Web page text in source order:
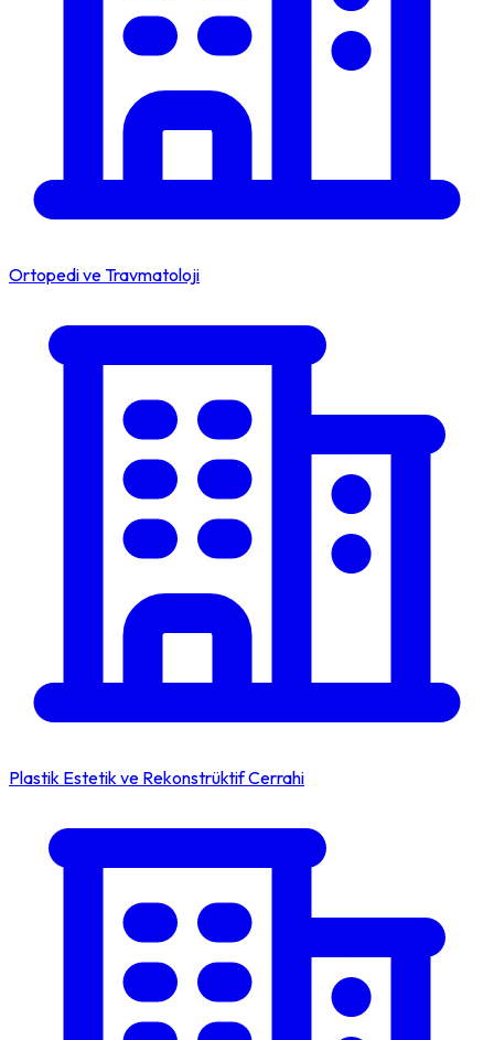
Ortopedi ve Travmatoloji
Plastik Estetik ve Rekonstrüktif Cerrahi